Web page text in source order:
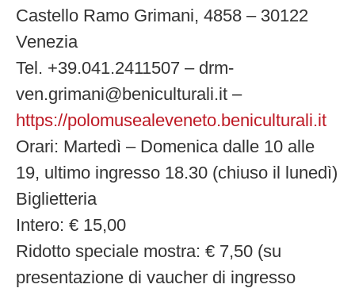
Castello Ramo Grimani, 4858 – 30122
Venezia
Tel. +39.041.2411507 – drm-
ven.grimani@beniculturali.it –
https://polomusealeveneto.beniculturali.it
Orari: Martedì – Domenica dalle 10 alle
19, ultimo ingresso 18.30 (chiuso il lunedì)
Biglietteria
Intero: € 15,00
Ridotto speciale mostra: € 7,50 (su
presentazione di vaucher di ingresso